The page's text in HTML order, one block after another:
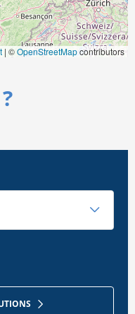
| ©OpenStreetMapcontributors